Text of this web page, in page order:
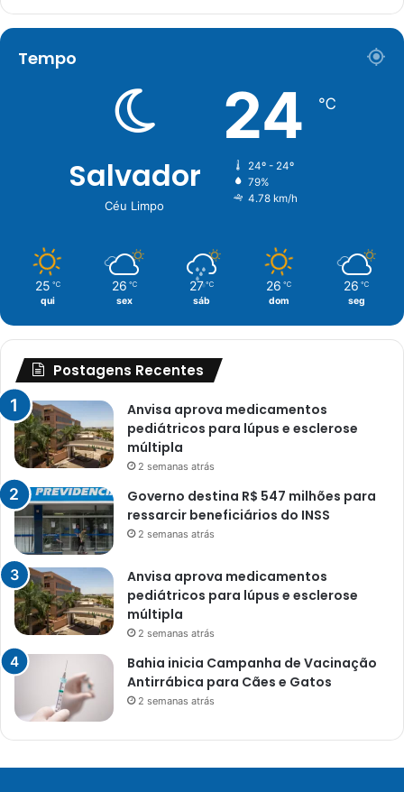
Tempo
Salvador
Céu Limpo
24 ℃
24º - 24º
79%
4.78 km/h
25 ℃
qui
26 ℃
sex
27 ℃
sáb
26 ℃
dom
26 ℃
seg
Postagens Recentes
Anvisa aprova medicamentos
pediátricos para lúpus e esclerose
múltipla
2 semanas atrás
Governo destina R$ 547 milhões para
ressarcir beneficiários do INSS
2 semanas atrás
Anvisa aprova medicamentos
pediátricos para lúpus e esclerose
múltipla
2 semanas atrás
Bahia inicia Campanha de Vacinação
Antirrábica para Cães e Gatos
2 semanas atrás